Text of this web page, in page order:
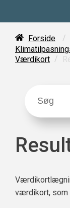
Forside /
Værdikort /
værdikort, som